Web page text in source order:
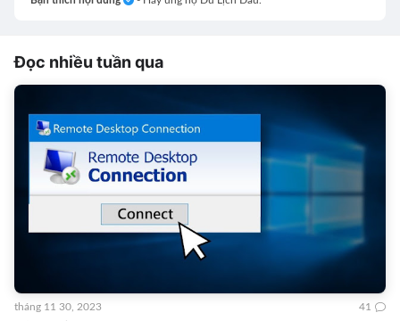
Đọc nhiều tuần qua
tháng 11 30, 2023 41